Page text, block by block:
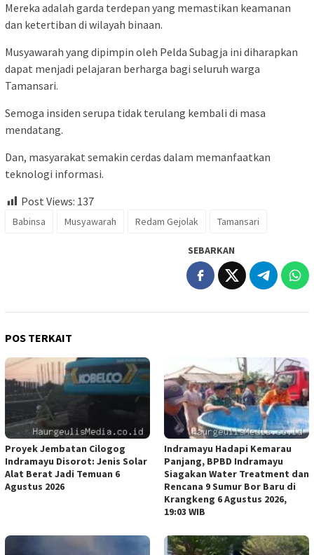
Mereka adalah garda terdepan yang memastikan keamanan
dan ketertiban di wilayah binaan.
Musyawarah yang dipimpin oleh Pelda Subagja ini diharapkan
dapat menjadi pelajaran berharga bagi seluruh warga
Tamansari.
Semoga insiden serupa tidak terulang kembali di masa
mendatang.
Dan, masyarakat semakin cerdas dalam memanfaatkan
teknologi informasi.
Post Views: 137
Babinsa Musyawarah Redam Gejolak Tamansari
SEBARKAN
POS TERKAIT
Proyek Jembatan Cilogog
Indramayu Disorot: Jenis Solar
Alat Berat Jadi Temuan 6
Agustus 2026
Indramayu Hadapi Kemarau
Panjang, BPBD Indramayu
Siagakan Water Treatment dan
Rencana 9 Sumur Bor Baru di
Krangkeng 6 Agustus 2026,
19:03 WIB